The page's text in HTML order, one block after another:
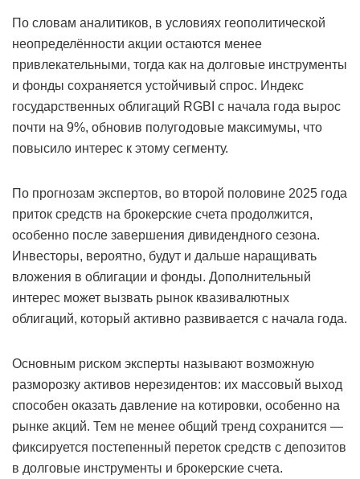
По словам аналитиков, в условиях геополитической
неопределённости акции остаются менее
привлекательными, тогда как на долговые инструменты
и фонды сохраняется устойчивый спрос. Индекс
государственных облигаций RGBI с начала года вырос
почти на 9%, обновив полугодовые максимумы, что
повысило интерес к этому сегменту.
По прогнозам экспертов, во второй половине 2025 года
приток средств на брокерские счета продолжится,
особенно после завершения дивидендного сезона.
Инвесторы, вероятно, будут и дальше наращивать
вложения в облигации и фонды. Дополнительный
интерес может вызвать рынок квазивалютных
облигаций, который активно развивается с начала года.
Основным риском эксперты называют возможную
разморозку активов нерезидентов: их массовый выход
способен оказать давление на котировки, особенно на
рынке акций. Тем не менее общий тренд сохранится —
фиксируется постепенный переток средств с депозитов
в долговые инструменты и брокерские счета.